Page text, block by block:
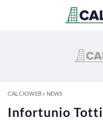
CALCIOWEB» NEWS
Infortunio